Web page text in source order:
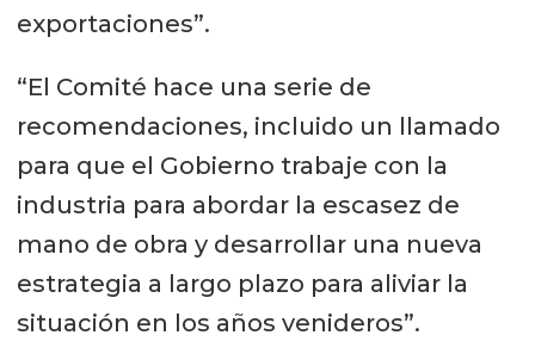
exportaciones”.
“El Comité hace una serie de
recomendaciones, incluido un llamado
para que el Gobierno trabaje con la
industria para abordar la escasez de
mano de obra y desarrollar una nueva
estrategia a largo plazo para aliviar la
situación en los años venideros”.